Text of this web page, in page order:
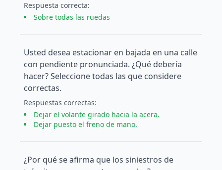
Respuesta correcta:
Sobre todas las ruedas
Usted desea estacionar en bajada en una calle
con pendiente pronunciada. ¿Qué debería
hacer? Seleccione todas las que considere
correctas.
Respuestas correctas:
Dejar el volante girado hacia la acera.
Dejar puesto el freno de mano.
¿Por qué se afirma que los siniestros de